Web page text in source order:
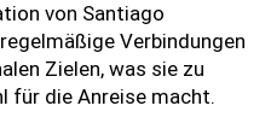
von Santiago
Verbindungen
Zielen, was sie zu
für die Anreise macht.